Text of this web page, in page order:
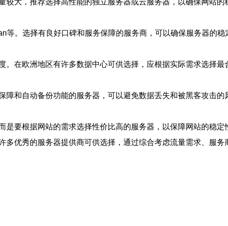
大，推荐选择高性能的独立服务器或云服务器，以确保网站的
。选择有良好口碑和服务保障的服务商，可以确保服务器的稳
在欧洲地区有许多数据中心可供选择，应根据实际需求选择最
和自动备份功能的服务器，可以避免数据丢失和被黑客攻击的
要根据网站的需求选择性价比高的服务器，以保障网站的稳定
优秀的服务器提供商可供选择，通过综合考虑流量需求、服